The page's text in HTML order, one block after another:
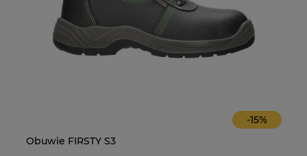
-15%
Obuwie FIRSTY S3